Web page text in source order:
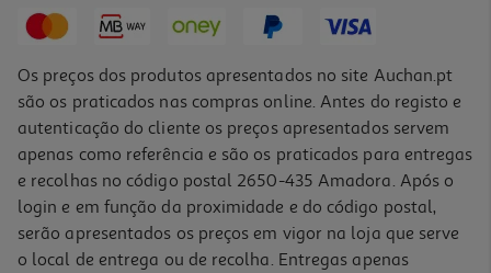
Os preços dos produtos apresentados no site Auchan.pt
são os praticados nas compras online. Antes do registo e
autenticação do cliente os preços apresentados servem
apenas como referência e são os praticados para entregas
e recolhas no código postal 2650-435 Amadora. Após o
login e em função da proximidade e do código postal,
serão apresentados os preços em vigor na loja que serve
o local de entrega ou de recolha. Entregas apenas